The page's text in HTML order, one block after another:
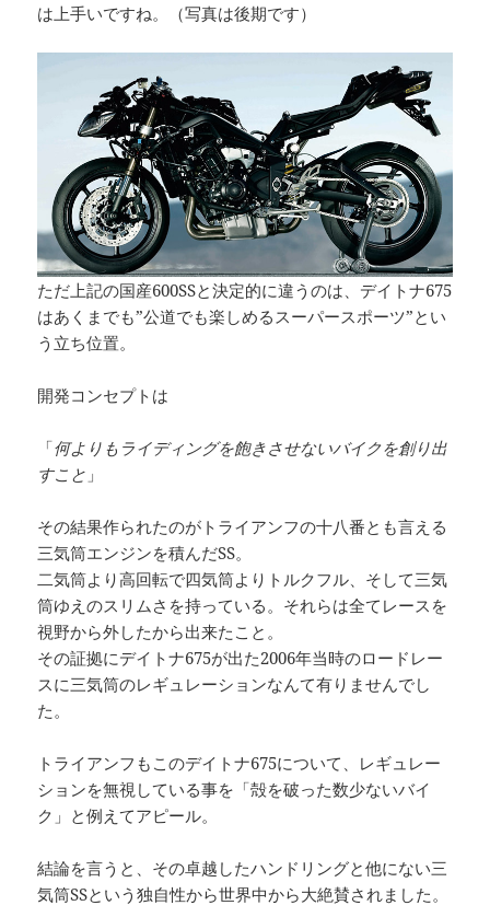
は上手いですね。（写真は後期です）
ただ上記の国産600SSと決定的に違うのは、デイトナ675
はあくまでも”公道でも楽しめるスーパースポーツ”とい
う立ち位置。
開発コンセプトは
「何よりも ライディングを飽きさせないバイクを創り出
すこと 」
その結果作られたのがトライアンフの十八番とも言える
三気筒エンジンを積んだSS。
二気筒より高回転で四気筒よりトルクフル、そして三気
筒ゆえのスリムさを持っている。それらは全てレースを
視野から外したから出来たこと。
その証拠にデイトナ675が出た2006年当時のロードレー
スに三気筒のレギュレーションなんて有りませんでし
た。
トライアンフもこのデイトナ675について、レギュレー
ションを無視している事を「殻を破った数少ないバイ
ク」と例えてアピール。
結論を言うと、その卓越したハンドリングと他にない三
気筒SSという独自性から世界中から大絶賛されました。